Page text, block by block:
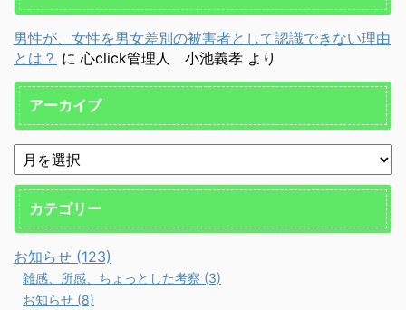
男性が、女性を男女差別の被害者として認識できない理由
とは？ に 心click管理人 小池義孝 より
アーカイブ
カテゴリー
お知らせ (123)
雑感、所感、ちょっとした考察 (3)
お知らせ (8)